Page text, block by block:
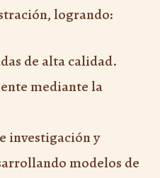
logrando:​​​​​​​
de alta calidad.
mediante la
investigación y
modelos de